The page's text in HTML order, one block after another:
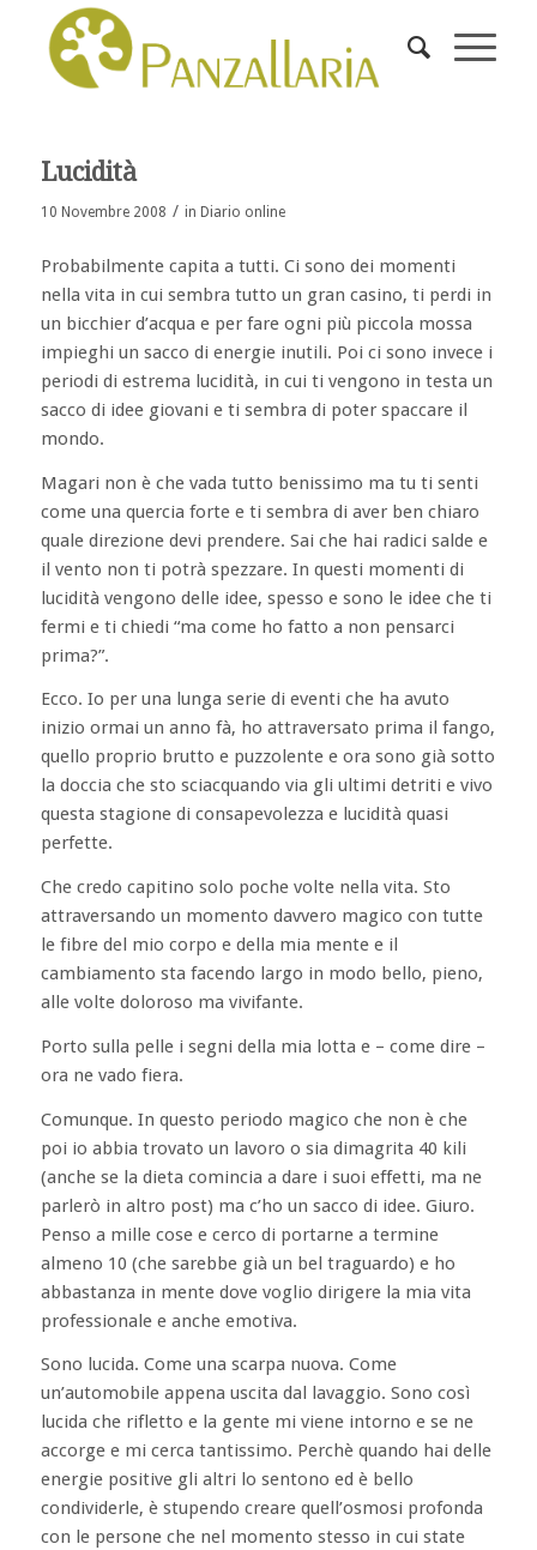
Lucidità
10 Novembre 2008 / in Diario online
Probabilmente capita a tutti. Ci sono dei momenti
nella vita in cui sembra tutto un gran casino, ti perdi in
un bicchier d’acqua e per fare ogni più piccola mossa
impieghi un sacco di energie inutili. Poi ci sono invece i
periodi di estrema lucidità, in cui ti vengono in testa un
sacco di idee giovani e ti sembra di poter spaccare il
mondo.
Magari non è che vada tutto benissimo ma tu ti senti
come una quercia forte e ti sembra di aver ben chiaro
quale direzione devi prendere. Sai che hai radici salde e
il vento non ti potrà spezzare. In questi momenti di
lucidità vengono delle idee, spesso e sono le idee che ti
fermi e ti chiedi “ma come ho fatto a non pensarci
prima?”.
Ecco. Io per una lunga serie di eventi che ha avuto
inizio ormai un anno fà, ho attraversato prima il fango,
quello proprio brutto e puzzolente e ora sono già sotto
la doccia che sto sciacquando via gli ultimi detriti e vivo
questa stagione di consapevolezza e lucidità quasi
perfette.
Che credo capitino solo poche volte nella vita. Sto
attraversando un momento davvero magico con tutte
le fibre del mio corpo e della mia mente e il
cambiamento sta facendo largo in modo bello, pieno,
alle volte doloroso ma vivifante.
Porto sulla pelle i segni della mia lotta e – come dire –
ora ne vado fiera.
Comunque. In questo periodo magico che non è che
poi io abbia trovato un lavoro o sia dimagrita 40 kili
(anche se la dieta comincia a dare i suoi effetti, ma ne
parlerò in altro post) ma c’ho un sacco di idee. Giuro.
Penso a mille cose e cerco di portarne a termine
almeno 10 (che sarebbe già un bel traguardo) e ho
abbastanza in mente dove voglio dirigere la mia vita
professionale e anche emotiva.
Sono lucida. Come una scarpa nuova. Come
un’automobile appena uscita dal lavaggio. Sono così
lucida che rifletto e la gente mi viene intorno e se ne
accorge e mi cerca tantissimo. Perchè quando hai delle
energie positive gli altri lo sentono ed è bello
condividerle, è stupendo creare quell’osmosi profonda
con le persone che nel momento stesso in cui state